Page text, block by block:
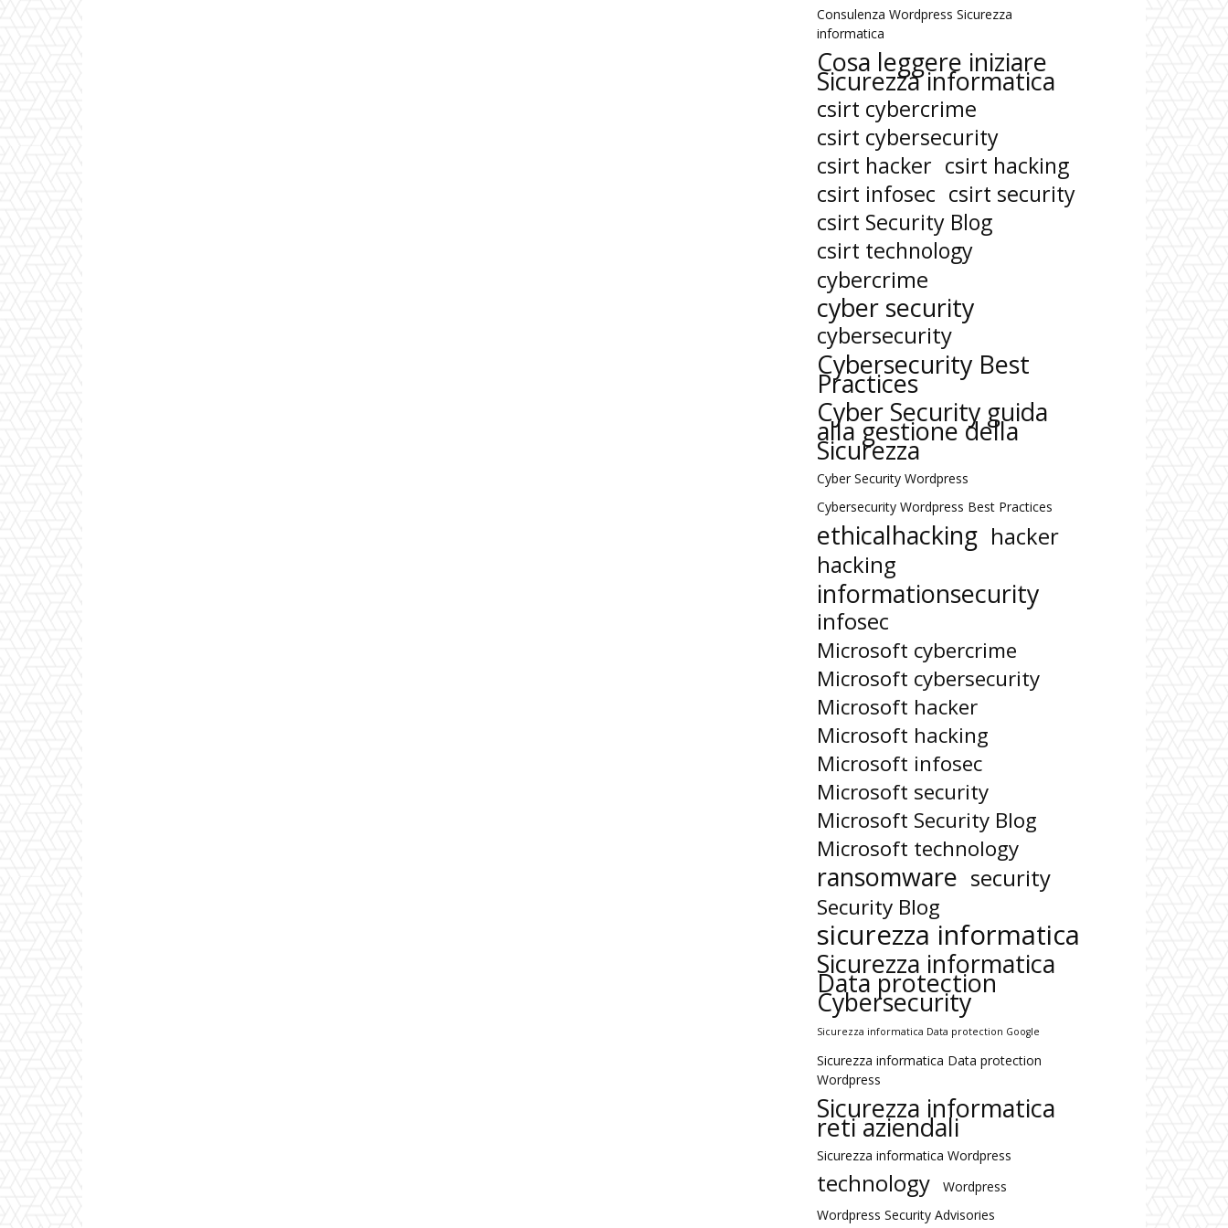
Consulenza Wordpress Sicurezza
informatica
Cosa leggere iniziare
Sicurezza informatica
csirt cybercrime
csirt cybersecurity
csirt hacker csirt hacking
csirt infosec csirt security
csirt Security Blog
csirt technology
cybercrime
cyber security
cybersecurity
Cybersecurity Best
Practices
Cyber Security guida
alla gestione della
Sicurezza
Cyber Security Wordpress
Cybersecurity Wordpress Best Practices
ethicalhacking hacker
hacking
informationsecurity
infosec
Microsoft cybercrime
Microsoft cybersecurity
Microsoft hacker
Microsoft hacking
Microsoft infosec
Microsoft security
Microsoft Security Blog
Microsoft technology
ransomware security
Security Blog
sicurezza informatica
Sicurezza informatica
Data protection
Cybersecurity
Sicurezza informatica Data protection Google
Sicurezza informatica Data protection
Wordpress
Sicurezza informatica
reti aziendali
Sicurezza informatica Wordpress
technology
Wordpress
Wordpress Security Advisories